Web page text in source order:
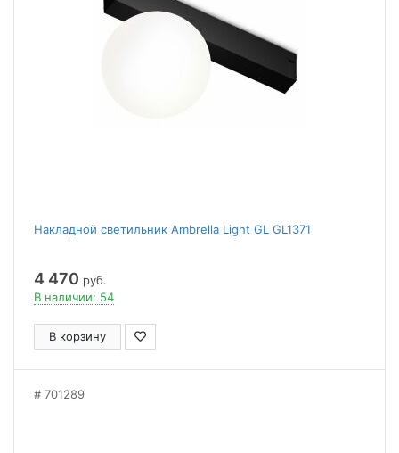
Накладной светильник Ambrella Light GL GL1371
4 470 руб.
В наличии: 54
В корзину
701289